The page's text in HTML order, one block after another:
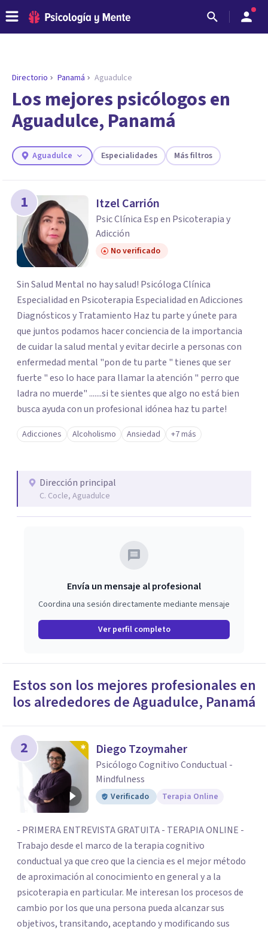
ENCONTRAR MI TERAPEUTA
¿Necesitas ayuda para encontrar el
psicólogo adecuado?
Responde a unas breves preguntas y te ofreceremos
necesidades.
Directorio Panamá Aguadulce
Los mejores psicólogos en
Aguadulce, Panamá
Aguadulce Especialidades Más filtros
1 Itzel Carrión
Psic Clínica Esp en Psicoterapia y
Adicción
No verificado
Sin Salud Mental no hay salud! Psicóloga Clínica
Especialidad en Psicoterapia Especialidad en Adicciones
Diagnósticos y Tratamiento Haz tu parte y únete para
que juntos podamos hacer conciencia de la importancia
de cuidar la salud mental y evitar decirle a personas con
enfermedad mental "pon de tu parte " tienes que ser
fuerte " eso lo hace para llamar la atención " perro que
ladra no muerde" .......si te sientes que algo no está bien
busca ayuda con un profesional idónea haz tu parte!
Adicciones Alcoholismo Ansiedad +7 más
Dirección principal
C. Cocle, Aguadulce
Envía un mensaje al profesional
Coordina una sesión directamente mediante mensaje
Ver perfil completo
Estos son los mejores profesionales en
los alrededores deAguadulce, Panamá
2 Diego Tzoymaher
Psicólogo Cognitivo Conductual -
Mindfulness
Verificado Terapia Online
- PRIMERA ENTREVISTA GRATUITA - TERAPIA ONLINE -
Trabajo desde el marco de la terapia cognitivo
conductual ya que creo que la ciencia es el mejor método
de aproximación al conocimiento en general y a la
psicoterapia en particular. Me interesan los procesos de
cambio por los que una persona pueda alcanzar sus
objetivos, transitando, aceptando y modificando sus